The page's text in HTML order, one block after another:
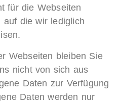
für die Webseiten
auf die wir lediglich
Webseiten bleiben Sie
nicht von sich aus
Daten zur Verfügung
Daten werden nur